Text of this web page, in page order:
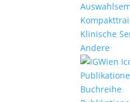
Klinische
Andere
Buchreihe